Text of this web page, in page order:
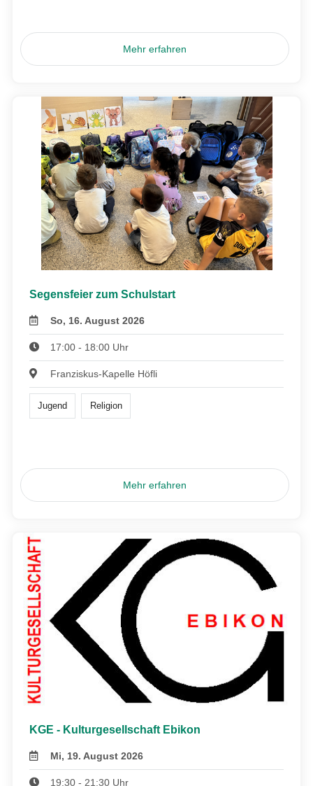
Mehr erfahren
Segensfeier zum Schulstart
So, 16. August 2026
17:00 - 18:00 Uhr
Franziskus-Kapelle Höfli
Jugend Religion
Mehr erfahren
KGE - Kulturgesellschaft Ebikon
Mi, 19. August 2026
19:30 - 21:30 Uhr